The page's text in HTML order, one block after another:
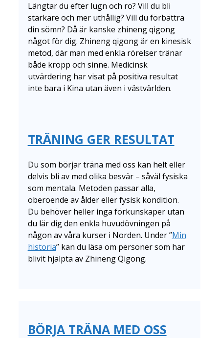
Längtar du efter lugn och ro? Vill du bli
starkare och mer uthållig? Vill du förbättra
din sömn? Då är kanske zhineng qigong
något för dig. Zhineng qigong är en kinesisk
metod, där man med enkla rörelser tränar
både kropp och sinne. Medicinsk
utvärdering har visat på positiva resultat
inte bara i Kina utan även i västvärlden.
TRÄNING GER RESULTAT
Du som börjar träna med oss kan helt eller
delvis bli av med olika besvär – såväl fysiska
som mentala. Metoden passar alla,
oberoende av ålder eller fysisk kondition.
Du behöver heller inga förkunskaper utan
du lär dig den enkla huvudövningen på
någon av våra kurser i Norden. Under ”Min
historia” kan du läsa om personer som har
blivit hjälpta av Zhineng Qigong.
BÖRJA TRÄNA MED OSS